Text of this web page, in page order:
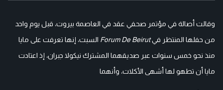
وقالت أصالة في مؤتمر صحفي عقد في العاصمة بيروت، قبل يوم واحد
من حفلها المنتظر فيForum De Beirut السبت، إنها تعرفت على مايا
منذ نحو خمس سنوات عبر صديقهما المشترك نيكولا جبران، إذ اعتادت
مايا أن تطهو لها أشهى الأكلات، وأنهما